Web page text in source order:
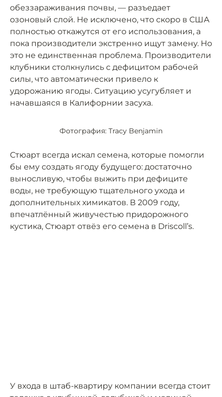
обеззараживания почвы, — разъедает
озоновый слой. Не исключено, что скоро в США
полностью откажутся от его использования, а
пока производители экстренно ищут замену. Но
это не единственная проблема. Производители
клубники столкнулись с дефицитом рабочей
силы, что автоматически привело к
удорожанию ягоды. Ситуацию усугубляет и
начавшаяся в Калифорнии засуха.
Фотография: Tracy Benjamin
Стюарт всегда искал семена, которые помогли
бы ему создать ягоду будущего: достаточно
выносливую, чтобы выжить при дефиците
воды, не требующую тщательного ухода и
дополнительных химикатов. В 2009 году,
впечатлённый живучестью придорожного
кустика, Стюарт отвёз его семена в Driscoll’s.
У входа в штаб-квартиру компании всегда стоит